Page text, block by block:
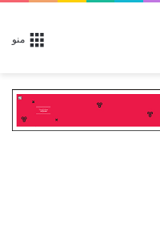
منو